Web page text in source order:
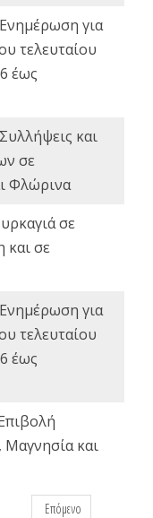
Ενημέρωση για
τελευταίου
έως
Συλλήψεις και
σε
Φλώρινα
σε
και σε
Ενημέρωση για
τελευταίου
έως
και
Επόμενο